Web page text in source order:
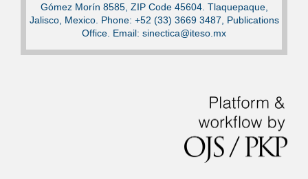
Gómez Morín 8585, ZIP Code 45604. Tlaquepaque,
Jalisco, Mexico. Phone: +52 (33) 3669 3487, Publications
Office. Email: sinectica@iteso.mx